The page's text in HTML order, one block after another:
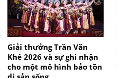
Giải thưởng Trần Văn
Khê 2026 và sự ghi nhận
cho một mô hình bảo tồn